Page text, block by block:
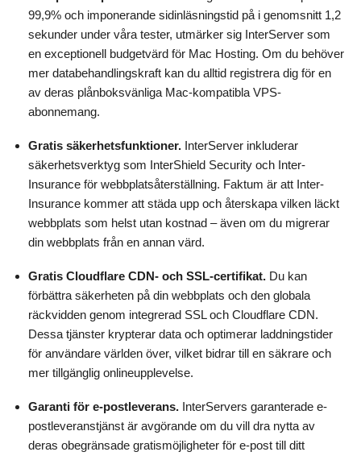
99,9% och imponerande sidinläsningstid på i genomsnitt 1,2
sekunder under våra tester, utmärker sig InterServer som
en exceptionell budgetvärd för Mac Hosting. Om du behöver
mer databehandlingskraft kan du alltid registrera dig för en
av deras plånboksvänliga Mac-kompatibla VPS-
abonnemang.
Gratis säkerhetsfunktioner. InterServer inkluderar
säkerhetsverktyg som InterShield Security och Inter-
Insurance för webbplatsåterställning. Faktum är att Inter-
Insurance kommer att städa upp och återskapa vilken läckt
webbplats som helst utan kostnad – även om du migrerar
din webbplats från en annan värd.
Gratis Cloudflare CDN- och SSL-certifikat. Du kan
förbättra säkerheten på din webbplats och den globala
räckvidden genom integrerad SSL och Cloudflare CDN.
Dessa tjänster krypterar data och optimerar laddningstider
för användare världen över, vilket bidrar till en säkrare och
mer tillgänglig onlineupplevelse.
Garanti för e-postleverans. InterServers garanterade e-
postleveranstjänst är avgörande om du vill dra nytta av
deras obegränsade gratismöjligheter för e-post till ditt